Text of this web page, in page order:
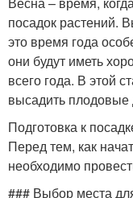
посадок растений.
это время года
они будут иметь
всего года. В этой
высадить плодовые
Подготовка к
Перед тем, как
необходимо
### Выбор места